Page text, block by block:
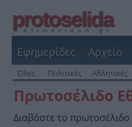
protoselida
efimeridon.gr
Εφημερίδες Αρχείο
Όλες Πολιτικές Αθλητικές
Πρωτοσέλιδο
Διαβάστε το